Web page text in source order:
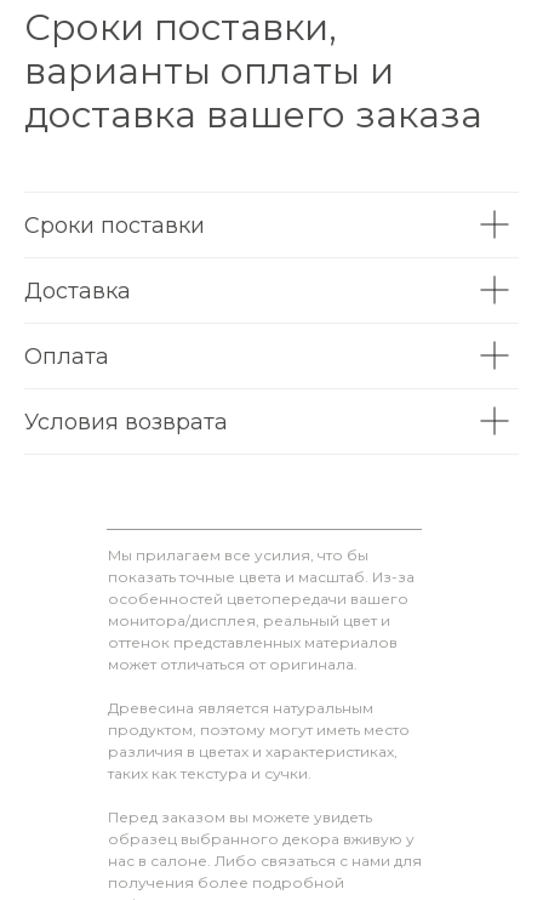
Сроки поставки,
варианты оплаты и
доставка вашего заказа
Сроки поставки
Доставка
Оплата
Условия возврата
Мы прилагаем все усилия, что бы
показать точные цвета и масштаб. Из-за
особенностей цветопередачи вашего
монитора/дисплея, реальный цвет и
оттенок представленных материалов
может отличаться от оригинала.
Древесина является натуральным
продуктом, поэтому могут иметь место
различия в цветах и характеристиках,
таких как текстура и сучки.
Перед заказом вы можете увидеть
образец выбранного декора вживую у
нас в салоне. Либо связаться с нами для
получения более подробной